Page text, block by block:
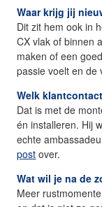
Waar krijg jij
Dit zit hem ook in
CX vlak of binnen
maken of een
passie voelt en de
Welk
Dat is met de
én installeren. Hij
echte
post over.
Wat wil je na de
Meer